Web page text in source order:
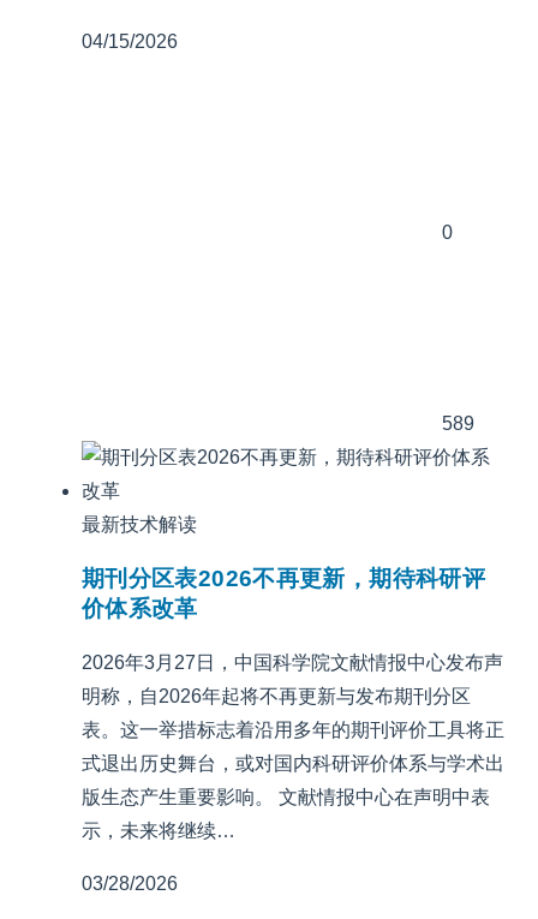
04/15/2026
0
589
最新技术解读
期刊分区表2026不再更新，期待科研评
价体系改革
2026年3月27日，中国科学院文献情报中心发布声
明称，自2026年起将不再更新与发布期刊分区
表。这一举措标志着沿用多年的期刊评价工具将正
式退出历史舞台，或对国内科研评价体系与学术出
版生态产生重要影响。 文献情报中心在声明中表
示，未来将继续…
03/28/2026